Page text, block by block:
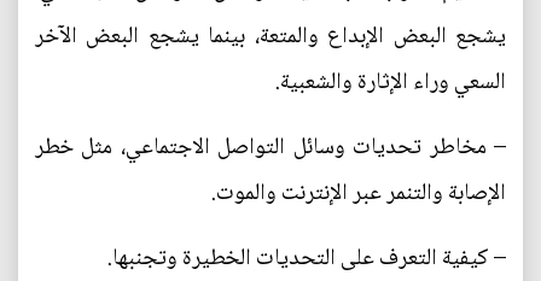
يشجع البعض الإبداع والمتعة، بينما يشجع البعض الآخر
السعي وراء الإثارة والشعبية.
– مخاطر تحديات وسائل التواصل الاجتماعي، مثل خطر
الإصابة والتنمر عبر الإنترنت والموت.
– كيفية التعرف على التحديات الخطيرة وتجنبها.